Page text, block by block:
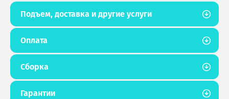
Подъем, доставка и другие услуги
Оплата
Сборка
Гарантии